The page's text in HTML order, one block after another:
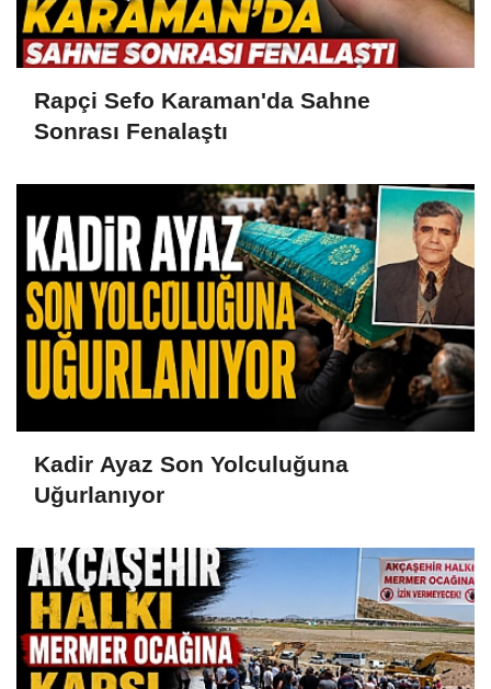
Rapçi Sefo Karaman'da Sahne
Sonrası Fenalaştı
Kadir Ayaz Son Yolculuğuna
Uğurlanıyor